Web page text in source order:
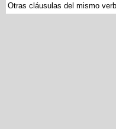
Otras cláusulas del mismo